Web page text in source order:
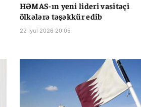
HƏMAS-ın yeni lideri vasitəçi
ölkələrə təşəkkür edib
22 İyul 2026 20:05